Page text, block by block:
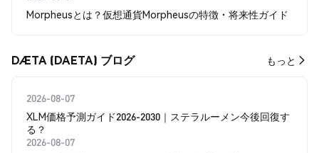
Morpheusとは？仮想通貨Morpheusの特徴・将来性ガイド
DÆTA (DAETA) ブログ もっと
2026-08-07
XLM価格予測ガイド2026-2030｜ステラルーメン今後回復す
る？
2026-08-07